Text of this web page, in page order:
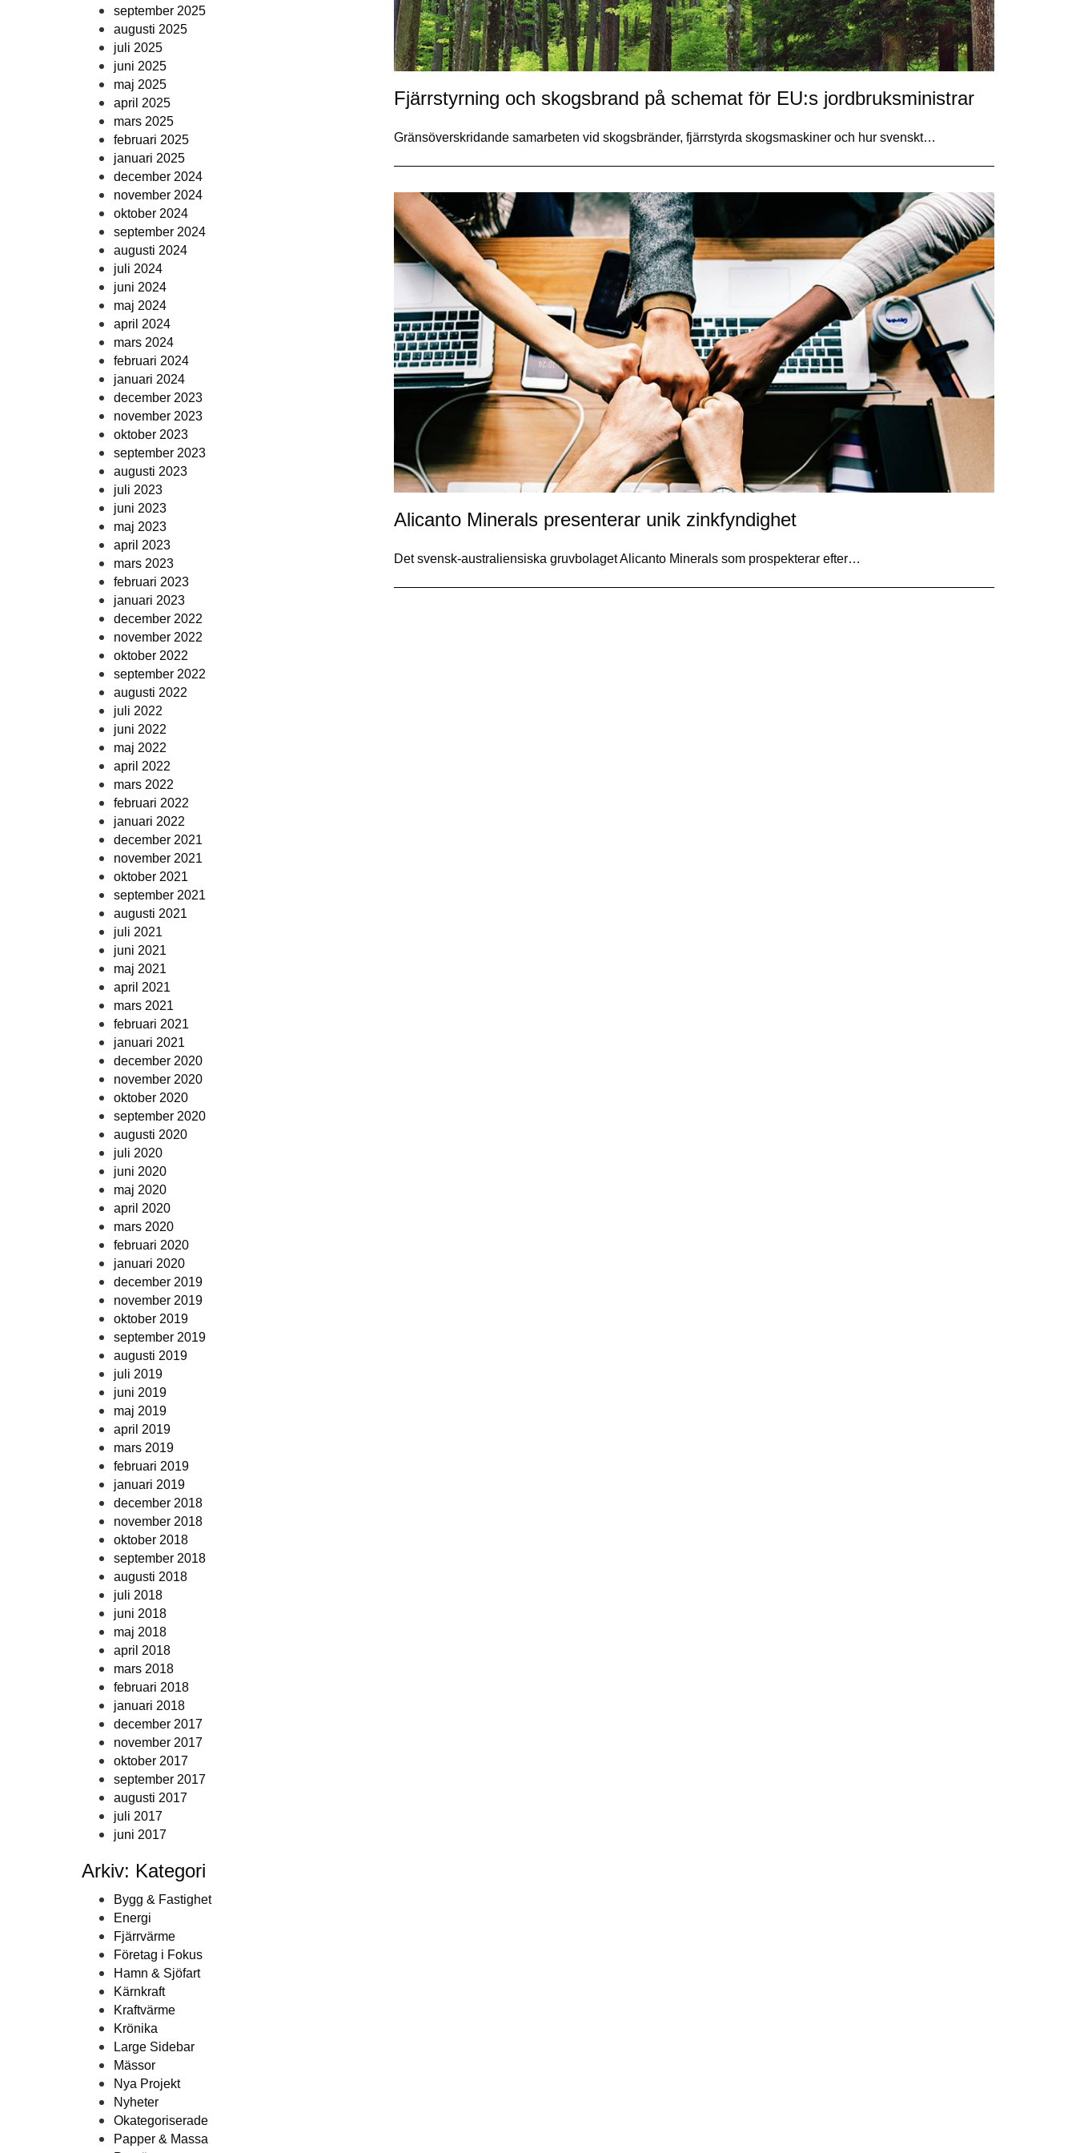
september 2025
augusti 2025
juli 2025
juni 2025
maj 2025
april 2025
mars 2025
februari 2025
januari 2025
december 2024
november 2024
oktober 2024
september 2024
augusti 2024
juli 2024
juni 2024
maj 2024
april 2024
mars 2024
februari 2024
januari 2024
december 2023
november 2023
oktober 2023
september 2023
augusti 2023
juli 2023
juni 2023
maj 2023
april 2023
mars 2023
februari 2023
januari 2023
december 2022
november 2022
oktober 2022
september 2022
augusti 2022
juli 2022
juni 2022
maj 2022
april 2022
mars 2022
februari 2022
januari 2022
december 2021
november 2021
oktober 2021
september 2021
augusti 2021
juli 2021
juni 2021
maj 2021
april 2021
mars 2021
februari 2021
januari 2021
december 2020
november 2020
oktober 2020
september 2020
augusti 2020
juli 2020
juni 2020
maj 2020
april 2020
mars 2020
februari 2020
januari 2020
december 2019
november 2019
oktober 2019
september 2019
augusti 2019
juli 2019
juni 2019
maj 2019
april 2019
mars 2019
februari 2019
januari 2019
december 2018
november 2018
oktober 2018
september 2018
augusti 2018
juli 2018
juni 2018
maj 2018
april 2018
mars 2018
februari 2018
januari 2018
december 2017
november 2017
oktober 2017
september 2017
augusti 2017
juli 2017
juni 2017
Arkiv: Kategori
Bygg & Fastighet
Energi
Fjärrvärme
Företag i Fokus
Hamn & Sjöfart
Kärnkraft
Kraftvärme
Krönika
Large Sidebar
Mässor
Nya Projekt
Nyheter
Okategoriserade
Papper & Massa
Fjärrstyrning och skogsbrand på schemat för EU:s jordbruksministrar
Gränsöverskridande samarbeten vid skogsbränder, fjärrstyrda skogsmaskiner och hur svenskt…
Alicanto Minerals presenterar unik zinkfyndighet
Det svensk-australiensiska gruvbolaget Alicanto Minerals som prospekterar efter…